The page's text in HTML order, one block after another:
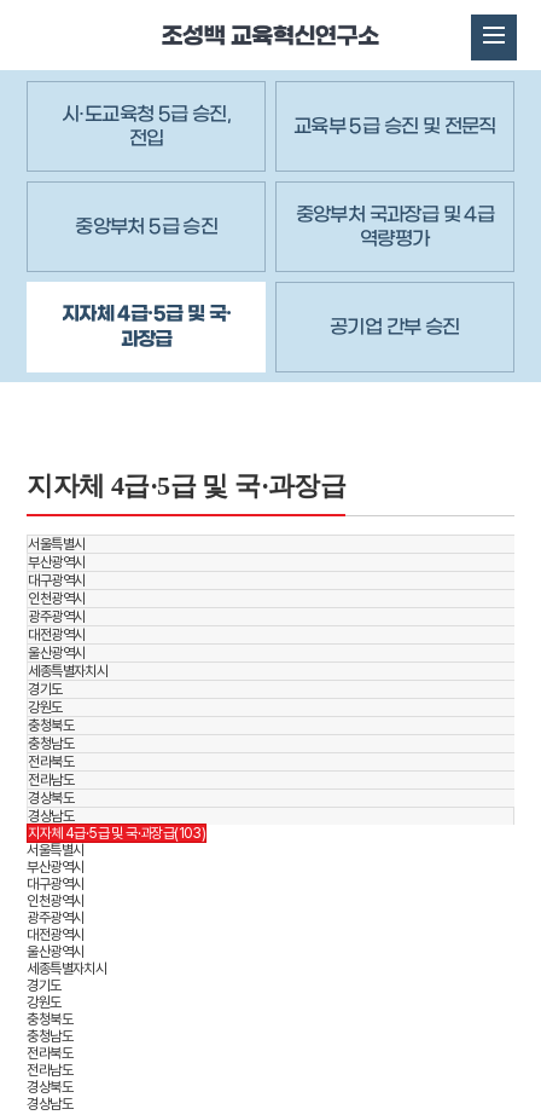
시·도교육청 5급 승진,
전입
교육부 5급 승진 및 전문직
중앙부처 5급 승진
중앙부처 국과장급 및 4급
역량평가
지자체 4급·5급 및 국·
과장급
공기업 간부 승진
지자체 4급·5급 및 국·과장급
서울특별시
부산광역시
대구광역시
인천광역시
광주광역시
대전광역시
울산광역시
세종특별자치시
경기도
강원도
충청북도
충청남도
전라북도
전라남도
경상북도
경상남도
지자체 4급·5급 및 국·과장급(103)
서울특별시
부산광역시
대구광역시
인천광역시
광주광역시
대전광역시
울산광역시
세종특별자치시
경기도
강원도
충청북도
충청남도
전라북도
전라남도
경상북도
경상남도